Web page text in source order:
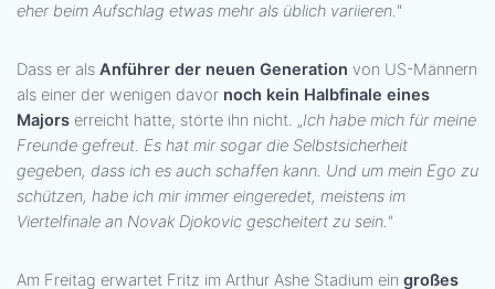
eher beim Aufschlag etwas mehr als üblich variieren."
Dass er als Anführer der neuen Generation von US-Männern
als einer der wenigen davor noch kein Halbfinale eines
Majors erreicht hatte, störte ihn nicht. „Ich habe mich für meine
Freunde gefreut. Es hat mir sogar die Selbstsicherheit
gegeben, dass ich es auch schaffen kann. Und um mein Ego zu
schützen, habe ich mir immer eingeredet, meistens im
Viertelfinale an Novak Djokovic gescheitert zu sein."
Am Freitag erwartet Fritz im Arthur Ashe Stadium ein großes